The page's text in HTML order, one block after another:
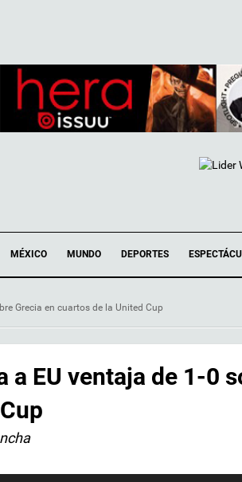
MÉXICO MUNDO DEPORTES
Grecia en cuartos de la United Cup
a EU ventaja de 1-0